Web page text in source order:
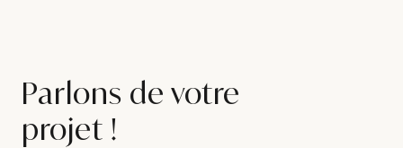
Parlons de votre
projet !